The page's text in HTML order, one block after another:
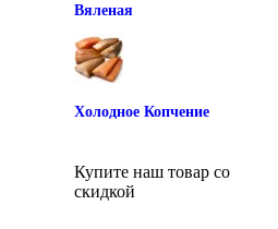
Вяленая
Холодное Копчение
Купите наш товар со
скидкой